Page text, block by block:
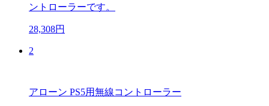
ントローラーです。
28,308円
2
アローン PS5用無線コントローラー